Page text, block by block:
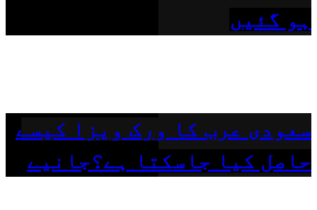
ہو گئیں
سعودی عرب کا ورک ویزا کیسے
حاصل کیا جاسکتا ہے؟جانیے